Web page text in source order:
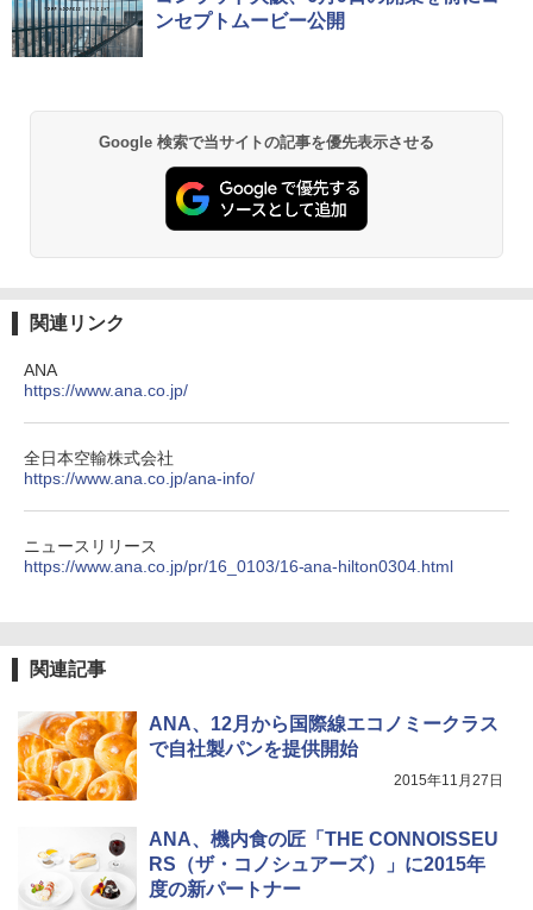
&ハイキング カーキ PATC-150(KH)
PYKES PEAK (パイクスピーク) 着替えテン
ト プライバシー テント 【中が透けない】 1
人用 折りたたみ 防災グッズ 災害用トイレ ビ
ーチ ピクニック ポップアップテント 携帯 簡
易 トイレテント (ブラック)
￥4,980
[キャンパーズコレクション 山善] 傘みたいに
ュ(BC仕様) PATC-150B(EB)
ラックコーティング フルクローズ メッシュ 3
人用 簡単設置 ポップアップテント PATC-15
0B エクルベージュ
￥14,800
026リニューアル 急速冷凍 空間倍増 衛生的
コンパクト 保冷力長持ち
￥2,980
熊撃退スプレー 熊よけスプレー 熊スプレー
秒）射程5～10m 安全ロック搭載 携帯収納袋
送
可能 安全ロック付き 高安全性 金属製耐久 コ
ンパクト多機能設計 持ち運び便利 アウトド
ア/オフィス/教育現場/展示会用 緑
ンセプトムービー公開
Google 検索で当サイトの記事を優先表示させる
関連リンク
ANA
https://www.ana.co.jp/
全日本空輸株式会社
https://www.ana.co.jp/ana-info/
ニュースリリース
https://www.ana.co.jp/pr/16_0103/16-ana-hilton0304.html
関連記事
ANA、12月から国際線エコノミークラス
で自社製パンを提供開始
2015年11月27日
ANA、機内食の匠「THE CONNOISSEU
RS（ザ・コノシュアーズ）」に2015年
度の新パートナー